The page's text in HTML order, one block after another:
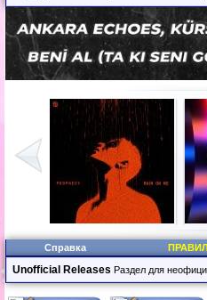
Справка
Unofficial Releases Раздел для